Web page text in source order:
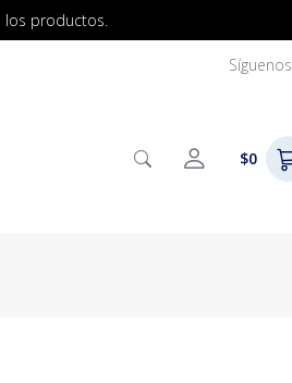
los productos.
Síguenos
$0